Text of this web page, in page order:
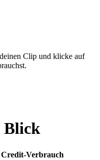
Clip und klicke auf
Blick
Credit-Verbrauch